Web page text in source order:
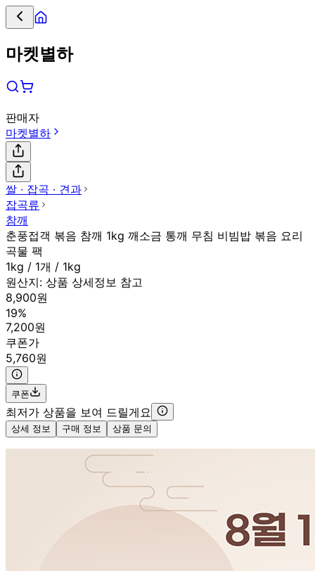
마켓별하
판매자
마켓별하
쌀 ∙ 잡곡 ∙ 견과
잡곡류
참깨
춘풍접객 볶음 참깨 1kg 깨소금 통깨 무침 비빔밥 볶음 요리
곡물 팩
1kg / 1개 / 1kg
원산지: 상품 상세정보 참고
8,900원
19%
7,200원
쿠폰가
5,760원
쿠폰
최저가 상품을 보여 드릴게요
상세 정보 구매 정보 상품 문의